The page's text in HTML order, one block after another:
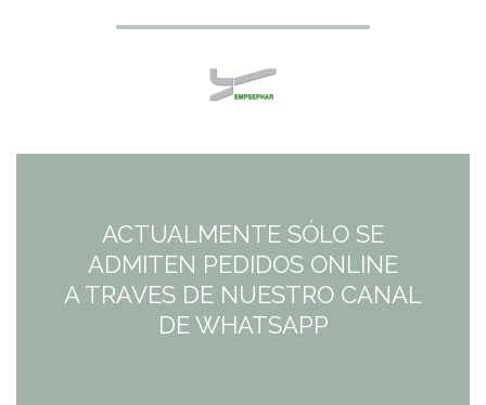
ACTUALMENTE SÓLO SE
ADMITEN PEDIDOS ONLINE
A TRAVES DE NUESTRO CANAL
DE WHATSAPP